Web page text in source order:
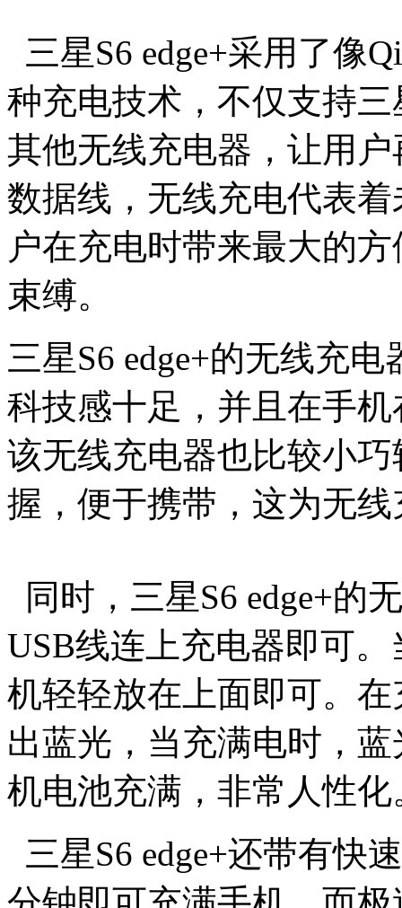
三星S6 edge+采用了像
种充电技术，不仅支持
其他无线充电器，让用
数据线，无线充电代表
户在充电时带来最大的
束缚。
三星S6 edge+的无线充
科技感十足，并且在手
该无线充电器也比较小
握，便于携带，这为无
同时，三星S6 edge+的
USB线连上充电器即可
机轻轻放在上面即可。
出蓝光，当充满电时，
机电池充满，非常人性化
三星S6 edge+还带有快